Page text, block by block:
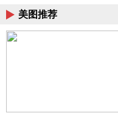
美图推荐